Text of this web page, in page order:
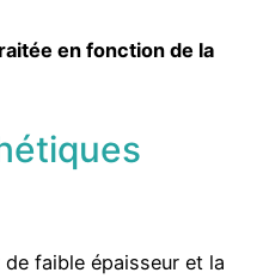
en fonction de la
faible épaisseur et la